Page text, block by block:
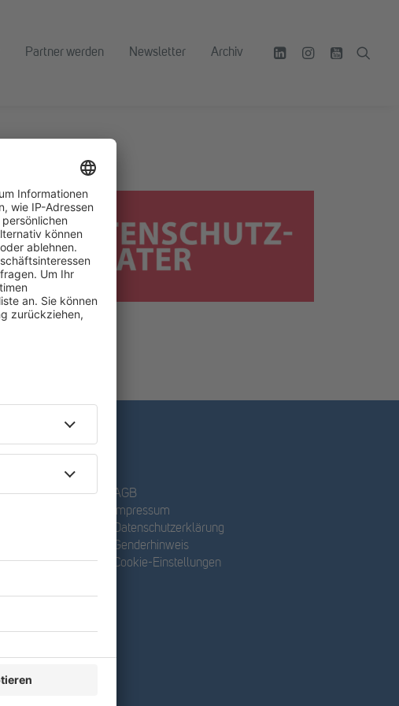
Partner werden Newsletter Archiv
AGB
Impressum
Datenschutzerklärung
Genderhinweis
Cookie-Einstellungen